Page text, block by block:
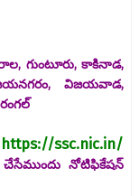
గుంటూరు, కాకినాడ,
విజయవాడ,
https://ssc.nic.in/
చేసేముందు నోటిఫికేషన్